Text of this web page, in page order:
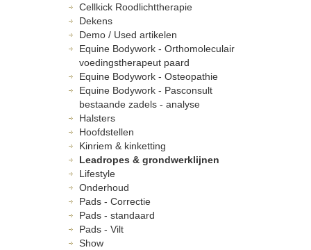
Cellkick Roodlichttherapie
Dekens
Demo / Used artikelen
Equine Bodywork - Orthomoleculair
voedingstherapeut paard
Equine Bodywork - Osteopathie
Equine Bodywork - Pasconsult
bestaande zadels - analyse
Halsters
Hoofdstellen
Kinriem & kinketting
Leadropes & grondwerklijnen
Lifestyle
Onderhoud
Pads - Correctie
Pads - standaard
Pads - Vilt
Show